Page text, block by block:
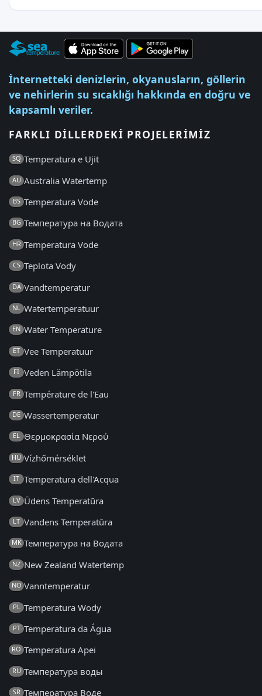
İnternetteki denizlerin, okyanusların, göllerin
ve nehirlerin su sıcaklığı hakkında en doğru ve
kapsamlı veriler.
FARKLI DILLERDEKI PROJELERIMIZ
SQ Temperatura e Ujit
AU Australia Watertemp
BS Temperatura Vode
BG Температура на Водата
HR Temperatura Vode
CS Teplota Vody
DA Vandtemperatur
NL Watertemperatuur
EN Water Temperature
ET Vee Temperatuur
FI Veden Lämpötila
FR Température de l'Eau
DE Wassertemperatur
EL Θερμοκρασία Νερού
HU Vízhőmérséklet
IT Temperatura dell'Acqua
LV Ūdens Temperatūra
LT Vandens Temperatūra
MK Температура на Водата
NZ New Zealand Watertemp
NO Vanntemperatur
PL Temperatura Wody
PT Temperatura da Água
RO Temperatura Apei
RU Температура воды
SR Температура Воде